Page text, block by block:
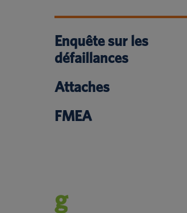
Enquête sur les
défaillances
Attaches
FMEA
g